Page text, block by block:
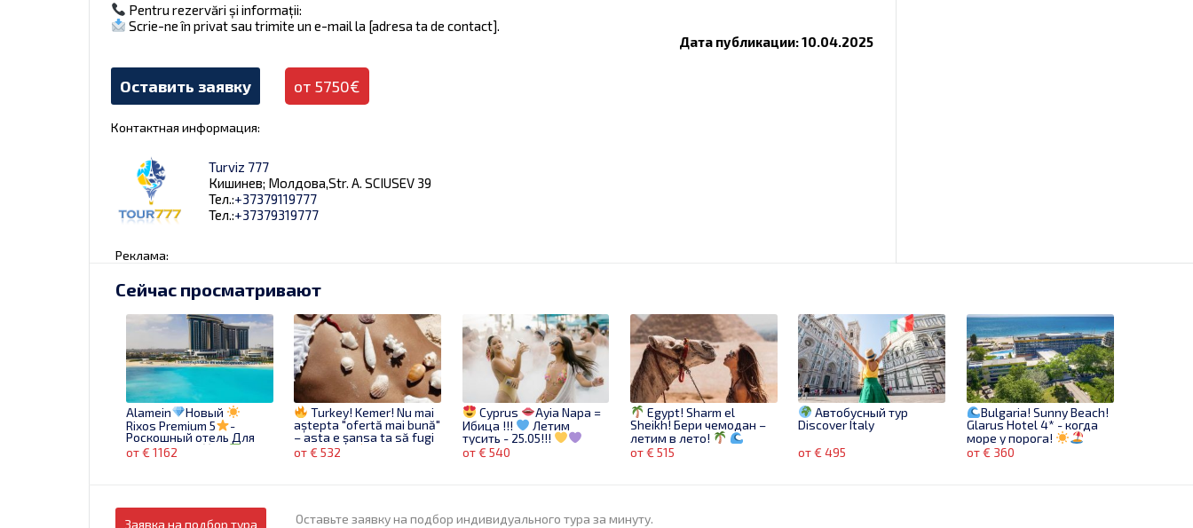
Pentru rezervări și informații:
Scrie-ne în privat sau trimite un e-mail la [adresa ta de contact].
Дата публикации: 10.04.2025
Оставить заявку от 5750€
Контактная информация:
Turviz 777
Кишинев; Молдова,Str. A. SCIUSEV 39
Тел.:+37379119777
Тел.:+37379319777
Реклама:
Сейчас просматривают
Alamein
Новый
Rixos Premium 5
-
Роскошный отель Для
VIP туристов
Бронируй сейчас!
от € 1162
Turkey! Kemer! Nu mai
aștepta "ofertă mai bună"
– asta e șansa ta să fugi
din rutină!
от € 532
Cyprus
Ayia Napa =
Ибица !!!
Летим
тусить - 25.05!!!
от € 540
Egypt! Sharm el
Sheikh! Бери чемодан –
летим в лето!
от € 515
Автобусный тур
Discover Italy
от € 495
Bulgaria! Sunny Beach!
Glarus Hotel 4* - когда
море у порога!
от € 360
Заявка на подбор тура
Оставьте заявку на подбор индивидуального тура за минуту.